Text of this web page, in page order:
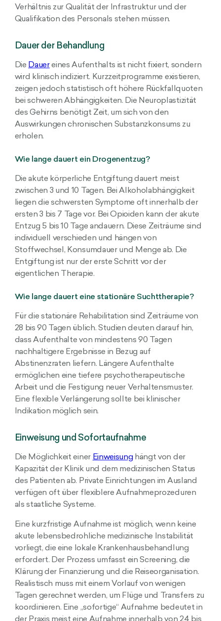
Verhältnis zur Qualität der Infrastruktur und der
Qualifikation des Personals stehen müssen.
Dauer der Behandlung
Die Dauereines Aufenthalts ist nicht fixiert, sondern
wird klinisch indiziert. Kurzzeitprogramme existieren,
zeigen jedoch statistisch oft höhere Rückfallquoten
bei schweren Abhängigkeiten. Die Neuroplastizität
des Gehirns benötigt Zeit, um sich von den
Auswirkungen chronischen Substanzkonsums zu
erholen.
Wie lange dauert ein Drogenentzug?
Die akute körperliche Entgiftung dauert meist
zwischen 3 und 10 Tagen. Bei Alkoholabhängigkeit
liegen die schwersten Symptome oft innerhalb der
ersten 3 bis 7 Tage vor. Bei Opioiden kann der akute
Entzug 5 bis 10 Tage andauern. Diese Zeiträume sind
individuell verschieden und hängen von
Stoffwechsel, Konsumdauer und Menge ab. Die
Entgiftung ist nur der erste Schritt vor der
eigentlichen Therapie.
Wie lange dauert eine stationäre Suchttherapie?
Für die stationäre Rehabilitation sind Zeiträume von
28 bis 90 Tagen üblich. Studien deuten darauf hin,
dass Aufenthalte von mindestens 90 Tagen
nachhaltigere Ergebnisse in Bezug auf
Abstinenzraten liefern. Längere Aufenthalte
ermöglichen eine tiefere psychotherapeutische
Arbeit und die Festigung neuer Verhaltensmuster.
Eine flexible Verlängerung sollte bei klinischer
Indikation möglich sein.
Einweisung und Sofortaufnahme
Die Möglichkeit einer Einweisunghängt von der
Kapazität der Klinik und dem medizinischen Status
des Patienten ab. Private Einrichtungen im Ausland
verfügen oft über flexiblere Aufnahmeprozeduren
als staatliche Systeme.
Eine kurzfristige Aufnahme ist möglich, wenn keine
akute lebensbedrohliche medizinische Instabilität
vorliegt, die eine lokale Krankenhausbehandlung
erfordert. Der Prozess umfasst ein Screening, die
Klärung der Finanzierung und die Reiseorganisation.
Realistisch muss mit einem Vorlauf von wenigen
Tagen gerechnet werden, um Flüge und Transfers zu
koordinieren. Eine „sofortige“ Aufnahme bedeutet in